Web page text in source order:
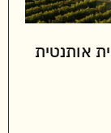
אותנטית